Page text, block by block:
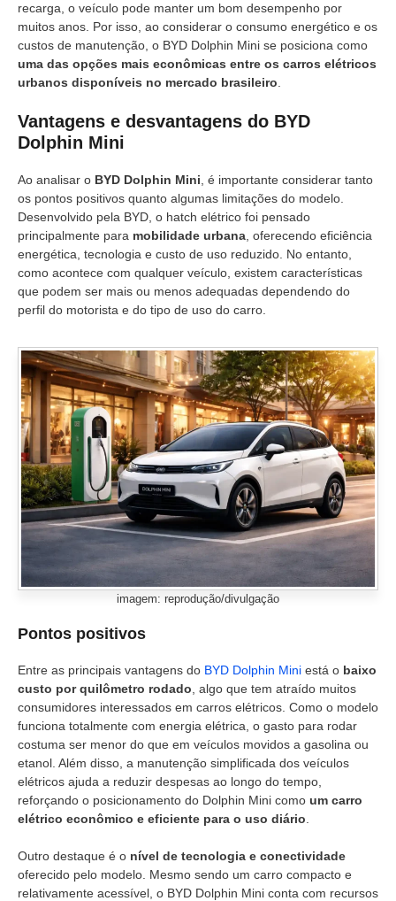
recarga, o veículo pode manter um bom desempenho por
muitos anos. Por isso, ao considerar o consumo energético e os
custos de manutenção, o BYD Dolphin Mini se posiciona como
uma das opções mais econômicas entre os carros elétricos
urbanos disponíveis no mercado brasileiro.
Vantagens e desvantagens do BYD
Dolphin Mini
Ao analisar o BYD Dolphin Mini, é importante considerar tanto
os pontos positivos quanto algumas limitações do modelo.
Desenvolvido pela BYD, o hatch elétrico foi pensado
principalmente para mobilidade urbana, oferecendo eficiência
energética, tecnologia e custo de uso reduzido. No entanto,
como acontece com qualquer veículo, existem características
que podem ser mais ou menos adequadas dependendo do
perfil do motorista e do tipo de uso do carro.
imagem: reprodução/divulgação
Pontos positivos
Entre as principais vantagens do BYD Dolphin Mini está o baixo
custo por quilômetro rodado , algo que tem atraído muitos
consumidores interessados em carros elétricos. Como o modelo
funciona totalmente com energia elétrica, o gasto para rodar
costuma ser menor do que em veículos movidos a gasolina ou
etanol. Além disso, a manutenção simplificada dos veículos
elétricos ajuda a reduzir despesas ao longo do tempo,
reforçando o posicionamento do Dolphin Mini como um carro
elétrico econômico e eficiente para o uso diário
Outro destaque é o nível de tecnologia e conectividade
oferecido pelo modelo. Mesmo sendo um carro compacto e
relativamente acessível, o BYD Dolphin Mini conta com recursos